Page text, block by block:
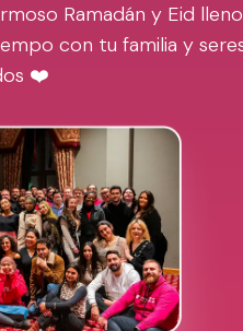
Ramadán y Eid
con tu familia y
❤️